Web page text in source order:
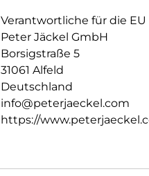
Verantwortliche für die EU
Peter Jäckel GmbH
Borsigstraße 5
31061 Alfeld
Deutschland
info@peterjaeckel.com
https://